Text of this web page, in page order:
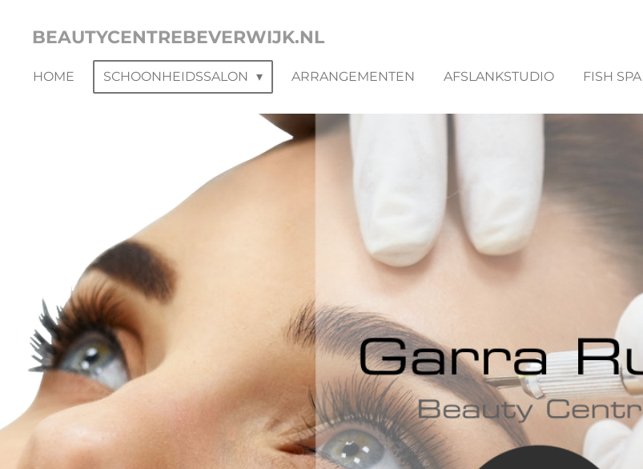
directBEAUTYCENTREBEVERWIJK.NL
HOME SCHOONHEIDSSALON ARRANGEMENTEN AFSLANKSTUDIO FISH SPA